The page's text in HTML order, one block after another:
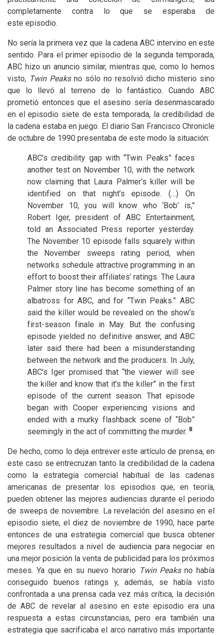
completamente contra lo que se esperaba de
este episodio.
No sería la primera vez que la cadena ABCintervino en este
sentido. Para el primer episodio de la segunda temporada,
ABC hizo un anuncio similar, mientras que, como lo hemos
visto, Twin Peaksno sólo no resolvió dicho misterio sino
que lo llevó al terreno de lo fantástico. Cuando ABC
prometió entonces que el asesino sería desenmascarado
en el episodio siete de esta temporada, la credibilidad de
la cadena estaba en juego. El diario San Francisco Chronicle
de octubre de 1990 presentaba de este modo la situación:
ABC’s credibility gap with “Twin Peaks” faces
another test on November 10, with the network
now claiming that Laura Palmer’s killer will be
identified on that night’s episode. (…) On
November 10, you will know who ‘Bob’ is,”
Robert Iger, president of ABC Entertainment,
told an Associated Press reporter yesterday.
The November 10 episode falls squarely within
the November sweeps rating period, when
networks schedule attractive programming in an
effort to boost their affiliates’ ratings. The Laura
Palmer story line has become something of an
albatross forABC, and for “Twin Peaks.”ABC
said the killer would be revealed on the show’s
first-season finale in May. But the confusing
episode yielded no definitive answer, and ABC
later said there had been a misunderstanding
between the network and the producers. In July,
ABC’s Iger promised that “the viewer will see
the killer and know that it’s the killer” in the first
episode of the current season. That episode
began with Cooper experiencing visions and
ended with a murky flashback scene of “Bob”
seemingly in the act of committing the murder. 8
De hecho, como lo deja entrever este artículo de prensa, en
este caso se entrecruzan tanto la credibilidad de la cadena
como la estrategia comercial habitual de las cadenas
americanas de presentar los episodios que, en teoría,
pueden obtener las mejores audiencias durante el periodo
de sweeps de noviembre. La revelación del asesino en el
episodio siete, el diez de noviembre de 1990, hace parte
entonces de una estrategia comercial que busca obtener
mejores resultados a nivel de audiencia para negociar en
una mejor posición la venta de publicidad para los próximos
meses. Ya que en su nuevo horario Twin Peaksno había
conseguido buenos ratings y, además, se había visto
confrontada a una prensa cada vez más crítica, la decisión
de ABCde revelar al asesino en este episodio era una
respuesta a estas circunstancias, pero era también una
estrategia que sacrificaba el arco narrativo más importante